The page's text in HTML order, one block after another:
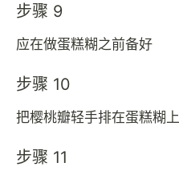
步骤 9
应在做蛋糕糊之前备好
步骤 10
把樱桃瓣轻手排在蛋糕糊上
步骤 11